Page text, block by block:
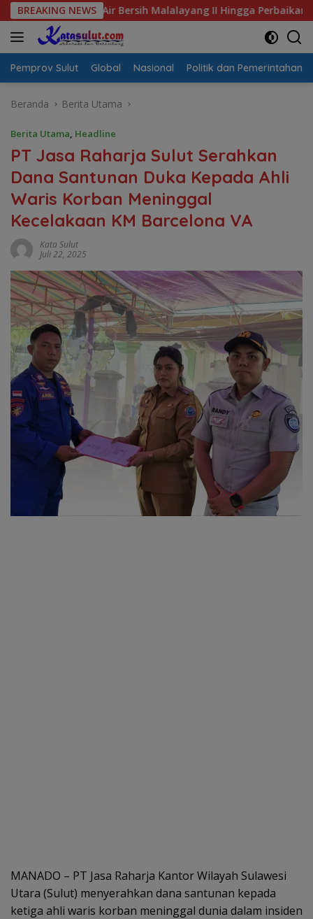
Langsung
ke
konten
BREAKING NEWS
Air Bersih Malalayang II Hingga Perbaikan Infrastruktur
Pemprov Sulut Global Nasional Politik dan Pemerintahan
Beranda Berita Utama
Berita Utama, Headline
PT Jasa Raharja Sulut Serahkan
Dana Santunan Duka Kepada Ahli
Waris Korban Meninggal
Kecelakaan KM Barcelona VA
Kata Sulut
Juli 22, 2025
MANADO – PT Jasa Raharja Kantor Wilayah Sulawesi
Utara (Sulut) menyerahkan dana santunan kepada
ketiga ahli waris korban meninggal dunia dalam insiden